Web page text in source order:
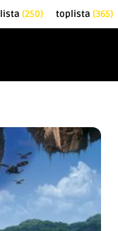
(250) toplista (365)